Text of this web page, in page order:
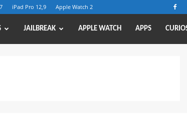
iPad Pro 12,9 Apple Watch 2
JAILBREAK APPLE WATCH APPS